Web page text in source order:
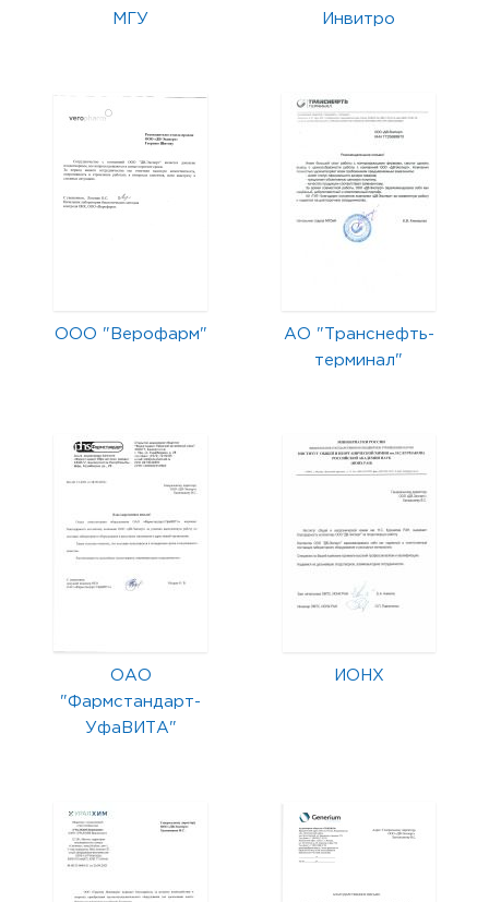
МГУ Инвитро
ООО "Верофарм"
АО "Транснефть-
терминал"
ОАО
"Фармстандарт-
УфаВИТА"
ИОНХ